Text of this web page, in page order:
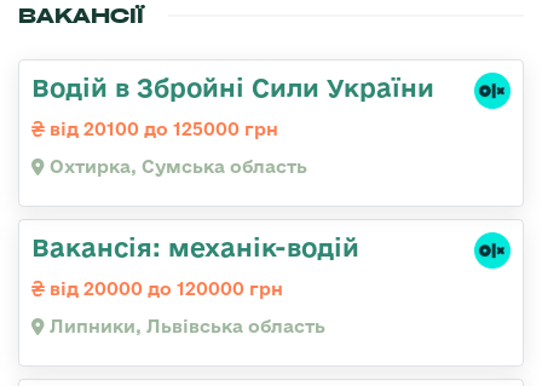
ВАКАНСІЇ
Водій в Збройні Сили України
від 20100 до 125000 грн
Охтирка, Сумська область
Вакансія: механік-водій
від 20000 до 120000 грн
Липники, Львівська область